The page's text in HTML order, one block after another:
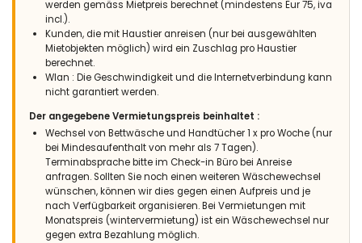
werden gemäss Mietpreis berechnet (mindestens Eur 75, iva
incl.).
Kunden, die mit Haustier anreisen (nur bei ausgewählten
Mietobjekten möglich) wird ein Zuschlag pro Haustier
berechnet.
Wlan : Die Geschwindigkeit und die Internetverbindung kann
nicht garantiert werden.
Der angegebene Vermietungspreis beinhaltet :
Wechsel von Bettwäsche und Handtücher 1 x pro Woche (nur
bei Mindesaufenthalt von mehr als 7 Tagen).
Terminabsprache bitte im Check-in Büro bei Anreise
anfragen. Sollten Sie noch einen weiteren Wäschewechsel
wünschen, können wir dies gegen einen Aufpreis und je
nach Verfügbarkeit organisieren. Bei Vermietungen mit
Monatspreis (wintervermietung) ist ein Wäschewechsel nur
gegen extra Bezahlung möglich.